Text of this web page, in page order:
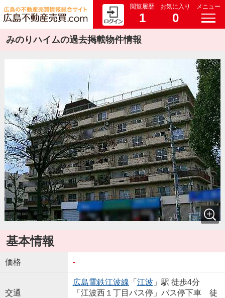
閲覧履歴
1
お気に入り
0
メニュー
みのりハイムの過去掲載物件情報
基本情報
価格 -
交通
広島電鉄江波線 「 江波 」駅 徒歩4分
「江波西１丁目バス停」バス停下車 徒